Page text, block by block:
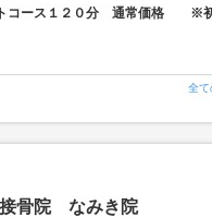
トコース１２０分 通常価格 ※
全て
接骨院 なみき院